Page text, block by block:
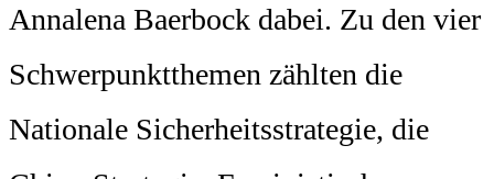
Annalena Baerbock dabei. Zu den vier
Schwerpunktthemen zählten die
Nationale Sicherheitsstrategie, die